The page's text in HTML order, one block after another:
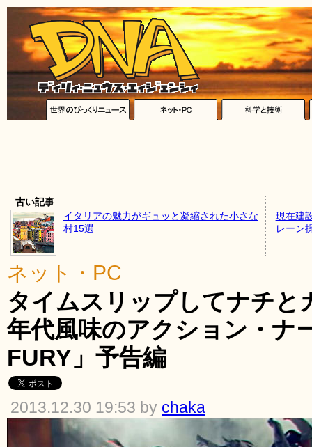
古い記事
イタリアの魅力がギュッと凝縮された小さな
村15選
現在建
レーン
ネット・PC
タイムスリップしてナチと
年代風味のアクション・ナ
FURY」予告編
2013.12.30 19:53 by chaka